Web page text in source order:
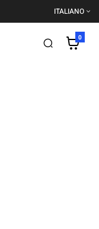
ITALIANO
0